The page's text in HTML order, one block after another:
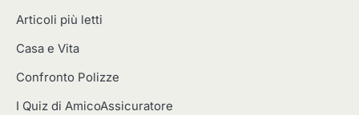
Articoli più letti
Casa e Vita
Confronto Polizze
I Quiz di AmicoAssicuratore